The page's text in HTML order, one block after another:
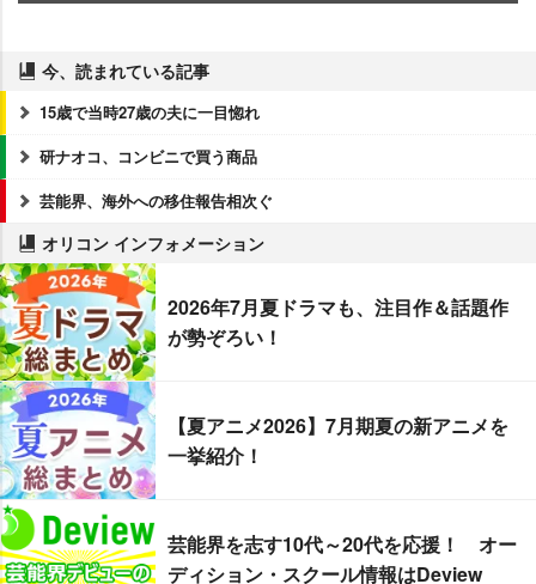
今、読まれている記事
15歳で当時27歳の夫に一目惚れ
研ナオコ、コンビニで買う商品
芸能界、海外への移住報告相次ぐ
オリコン インフォメーション
2026年7月夏ドラマも、注目作＆話題作
が勢ぞろい！
【夏アニメ2026】7月期夏の新アニメを
一挙紹介！
芸能界を志す10代～20代を応援！ オー
ディション・スクール情報はDeview